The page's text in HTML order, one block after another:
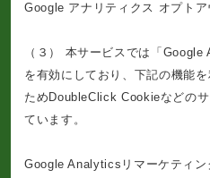
Google アナリティクス オプトア
（３） 本サービスでは「
を有効にしており、下記の機能
ためDoubleClick Cookieなどの
ています。
Google Analyticsリマーケティン